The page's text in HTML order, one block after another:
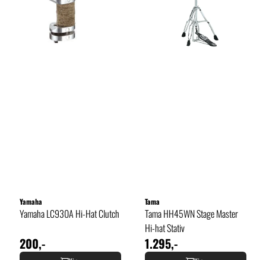
Yamaha
Yamaha LC930A Hi-Hat Clutch
200,-
Tama
Tama HH45WN Stage Master
Hi-hat Stativ
1.295,-